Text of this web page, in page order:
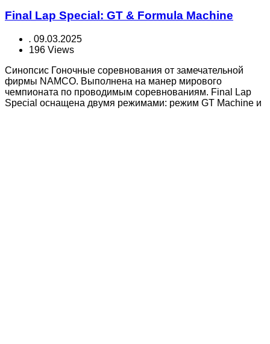
Final Lap Special: GT & Formula Machine
. 09.03.2025
196 Views
Синопсис Гоночные соревнования от замечательной
фирмы NAMCO. Выполнена на манер мирового
чемпионата по проводимым соревнованиям. Final Lap
Special оснащена двумя режимами: режим GT Machine и